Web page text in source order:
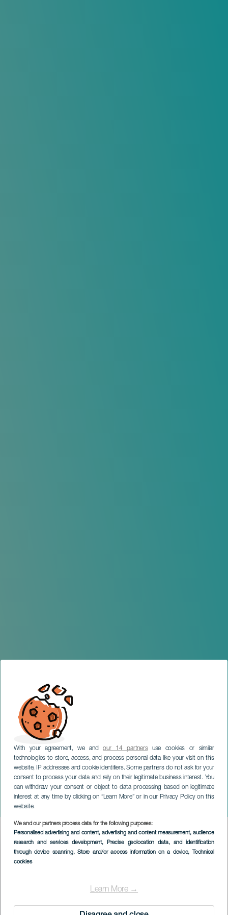
With your agreement, we andour 14 partnersuse cookies or similar
technologies to store, access, and process personal data like your visit on this
website, IP addresses and cookie identifiers. Some partners do not ask for your
consent to process your data and rely on their legitimate business interest. You
can withdraw your consent or object to data processing based on legitimate
interest at any time by clicking on “Learn More” or in our Privacy Policy on this
website.
We and our partners process data for the following purposes:
Personalised advertising and content, advertising and content measurement, audience
research and services development, Precise geolocation data, and identification
through device scanning, Store and/or access information on a device, Technical
cookies
Learn More →
San Antonio-lydene
GRAN CANARIA
Imagen
Listado